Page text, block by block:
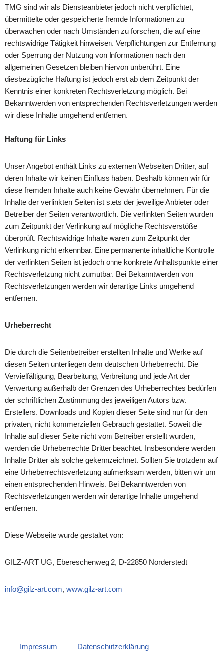
TMG sind wir als Diensteanbieter jedoch nicht verpflichtet,
übermittelte oder gespeicherte fremde Informationen zu
überwachen oder nach Umständen zu forschen, die auf eine
rechtswidrige Tätigkeit hinweisen. Verpflichtungen zur Entfernung
oder Sperrung der Nutzung von Informationen nach den
allgemeinen Gesetzen bleiben hiervon unberührt. Eine
diesbezügliche Haftung ist jedoch erst ab dem Zeitpunkt der
Kenntnis einer konkreten Rechtsverletzung möglich. Bei
Bekanntwerden von entsprechenden Rechtsverletzungen werden
wir diese Inhalte umgehend entfernen.
Haftung für Links
Unser Angebot enthält Links zu externen Webseiten Dritter, auf
deren Inhalte wir keinen Einfluss haben. Deshalb können wir für
diese fremden Inhalte auch keine Gewähr übernehmen. Für die
Inhalte der verlinkten Seiten ist stets der jeweilige Anbieter oder
Betreiber der Seiten verantwortlich. Die verlinkten Seiten wurden
zum Zeitpunkt der Verlinkung auf mögliche Rechtsverstöße
überprüft. Rechtswidrige Inhalte waren zum Zeitpunkt der
Verlinkung nicht erkennbar. Eine permanente inhaltliche Kontrolle
der verlinkten Seiten ist jedoch ohne konkrete Anhaltspunkte einer
Rechtsverletzung nicht zumutbar. Bei Bekanntwerden von
Rechtsverletzungen werden wir derartige Links umgehend
entfernen.
Urheberrecht
Die durch die Seitenbetreiber erstellten Inhalte und Werke auf
diesen Seiten unterliegen dem deutschen Urheberrecht. Die
Vervielfältigung, Bearbeitung, Verbreitung und jede Art der
Verwertung außerhalb der Grenzen des Urheberrechtes bedürfen
der schriftlichen Zustimmung des jeweiligen Autors bzw.
Erstellers. Downloads und Kopien dieser Seite sind nur für den
privaten, nicht kommerziellen Gebrauch gestattet. Soweit die
Inhalte auf dieser Seite nicht vom Betreiber erstellt wurden,
werden die Urheberrechte Dritter beachtet. Insbesondere werden
Inhalte Dritter als solche gekennzeichnet. Sollten Sie trotzdem auf
eine Urheberrechtsverletzung aufmerksam werden, bitten wir um
einen entsprechenden Hinweis. Bei Bekanntwerden von
Rechtsverletzungen werden wir derartige Inhalte umgehend
entfernen.
Diese Webseite wurde gestaltet von:
GILZ-ART UG, Ebereschenweg 2, D-22850 Norderstedt
info@gilz-art.com, www.gilz-art.com
Impressum Datenschutzerklärung